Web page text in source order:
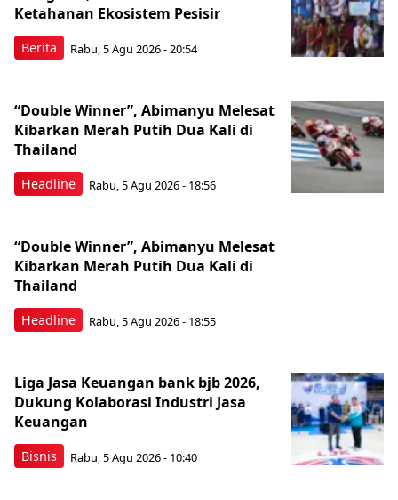
Berita
Ketahanan Ekosistem Pesisir
Rabu, 5 Agu 2026 - 20:54
Headline
“Double Winner”, Abimanyu Melesat
Kibarkan Merah Putih Dua Kali di
Thailand
Rabu, 5 Agu 2026 - 18:56
Headline
“Double Winner”, Abimanyu Melesat
Kibarkan Merah Putih Dua Kali di
Thailand
Rabu, 5 Agu 2026 - 18:55
Bisnis
Liga Jasa Keuangan bank bjb 2026,
Dukung Kolaborasi Industri Jasa
Keuangan
Rabu, 5 Agu 2026 - 10:40